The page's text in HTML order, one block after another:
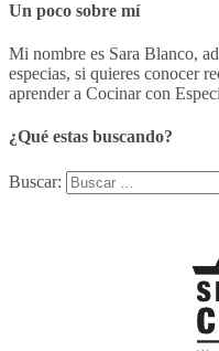
Un poco sobre mí
Mi nombre es Sara Blanco,
especias, si quieres conocer
aprender a Cocinar con
¿Qué estas buscando?
Buscar: